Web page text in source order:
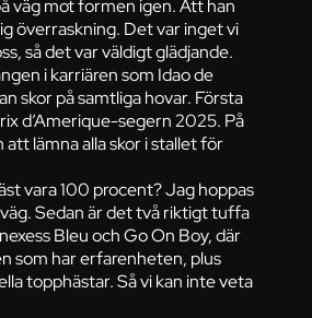
väg mot formen igen. Att han
överraskning. Det var inget vi
så det var väldigt glädjande.
i karriären som Idao de
skor på samtliga hovar. Första
d’Amerique-segern 2025. På
att lämna alla skor i stallet för
vara 100 procent? Jag hoppas
Sedan är det två riktigt tuffa
Bleu och Go On Boy, där
som har erfarenheten, plus
topphästar. Så vi kan inte veta